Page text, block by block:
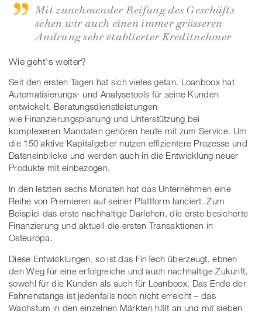
Mit zunehmender Reifung des Geschäfts
sehen wir auch einen immer grösseren
Andrang sehr etablierter Kreditnehmer
Wie geht's weiter?
Seit den ersten Tagen hat sich vieles getan. Loanboox hat
Automatisierungs- und Analysetools für seine Kunden
entwickelt. Beratungsdienstleistungen
wie Finanzierungsplanung und Unterstützung bei
komplexeren Mandaten gehören heute mit zum Service. Um
die 150 aktive Kapitalgeber nutzen effizientere Prozesse und
Dateneinblicke und werden auch in die Entwicklung neuer
Produkte mit einbezogen.
In den letzten sechs Monaten hat das Unternehmen eine
Reihe von Premieren auf seiner Plattform lanciert. Zum
Beispiel das erste nachhaltige Darlehen, die erste besicherte
Finanzierung und aktuell die ersten Transaktionen in
Osteuropa.
Diese Entwicklungen, so ist das FinTech überzeugt, ebnen
den Weg für eine erfolgreiche und auch nachhaltige Zukunft,
sowohl für die Kunden als auch für Loanboox. Das Ende der
Fahnenstange ist jedenfalls noch nicht erreicht – das
Wachstum in den einzelnen Märkten hält an und mit sieben